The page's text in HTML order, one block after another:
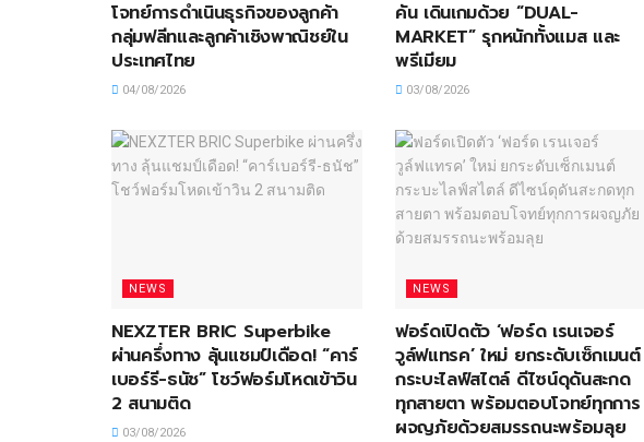
โจทย์การดำเนินธุรกิจของลูกค้า
กลุ่มฟลีทและลูกค้าเชิงพาณิชย์ใน
ประเทศไทย
04/08/2026
คัน เดินเกมด้วย “DUAL-
MARKET” รุกหนักทั้งแมส และ
พรีเมียม
03/08/2026
NEWS
NEXZTER BRIC Superbike
ผ่านครึ่งทาง ลุ้นแชมป์เดือด! “คาร์
เบอร์รี-ธนัช” โชว์ฟอร์มโหดเข้าวิน
2 สนามติด
03/08/2026
NEWS
ฟอร์ดเปิดตัว ‘ฟอร์ด เรนเจอร์
วูล์ฟแทรค’ ใหม่ ยกระดับเซ็กเมนต์
กระบะไลฟ์สไตล์ ดีไซน์ดุดันสะกด
ทุกสายตา พร้อมตอบโจทย์ทุกการ
ผจญภัยด้วยสมรรถนะพร้อมลุย